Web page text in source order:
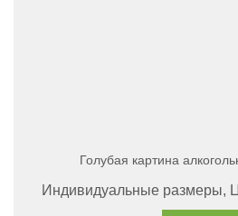
Голубая картина
Индивидуальные размеры,